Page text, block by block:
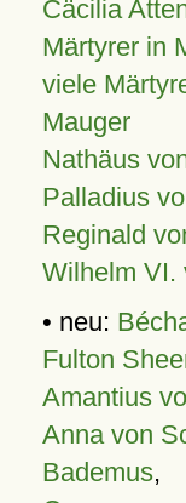
Cäcilia
Märtyrer in
viele
Mauger
Nathäus
Palladius
Reginald
Wilhelm VI.
• neu:
Fulton
Amantius
Anna von
Bademus,